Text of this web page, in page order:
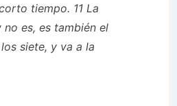
tiempo. 11 La
es, es también el
siete, y va a la